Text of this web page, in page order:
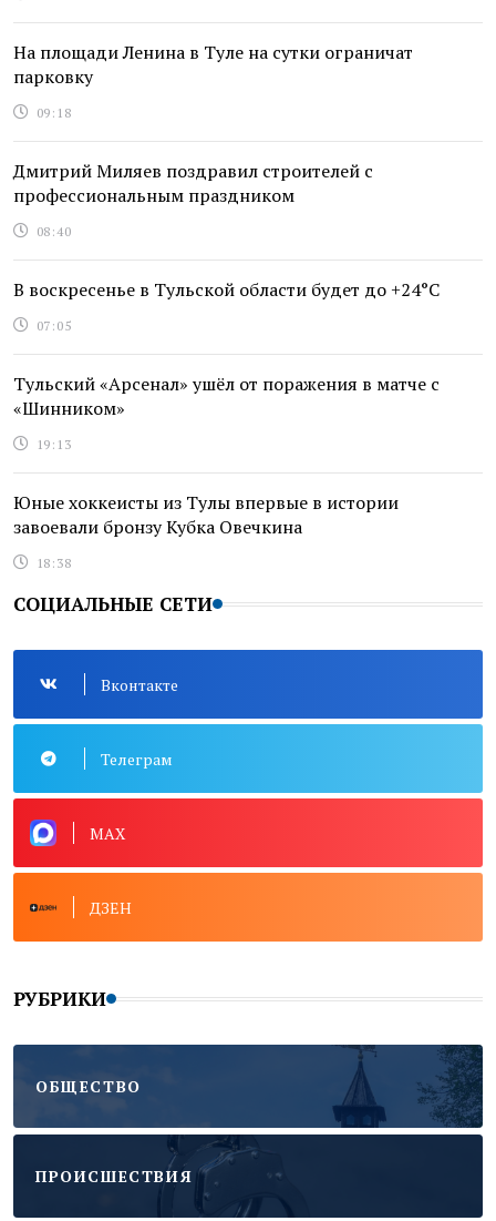
На площади Ленина в Туле на сутки ограничат
парковку
09:18
Дмитрий Миляев поздравил строителей с
профессиональным праздником
08:40
В воскресенье в Тульской области будет до +24°C
07:05
Тульский «Арсенал» ушёл от поражения в матче с
«Шинником»
19:13
Юные хоккеисты из Тулы впервые в истории
завоевали бронзу Кубка Овечкина
18:38
СОЦИАЛЬНЫЕ СЕТИ
Вконтакте
Телеграм
MAX
ДЗЕН
РУБРИКИ
ОБЩЕСТВО
ПРОИСШЕСТВИЯ